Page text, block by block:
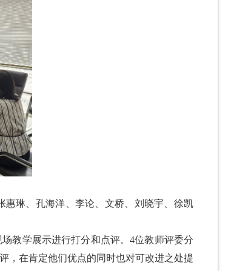
琳、孔海洋、李论、文桥、刘晓宇、徐凯
教学展示进行打分和点评。4位教师评委分
，在肯定他们优点的同时也对可改进之处提